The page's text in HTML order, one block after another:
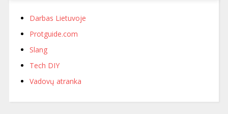
Darbas Lietuvoje
Protguide.com
Slang
Tech DIY
Vadovų atranka